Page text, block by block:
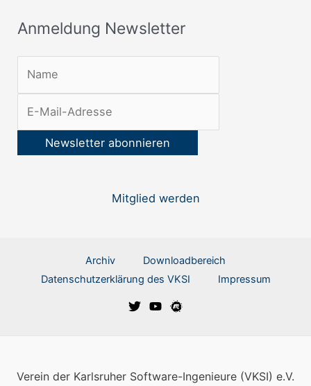
Anmeldung Newsletter
l
e
Mitglied werden
Archiv
Downloadbereich
Datenschutzerklärung des VKSI
Impressum
Verein der Karlsruher Software-Ingenieure (VKSI) e.V.